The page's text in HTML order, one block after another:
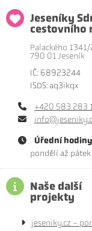
Jeseníky
cestovního
Palackého 1341/
790 01 Jeseník
IČ: 68923244
ISDS: aq3ikqx
+420 583 283
Úřední
pondělí až
Naše další
projekty
jeseniky.cz -